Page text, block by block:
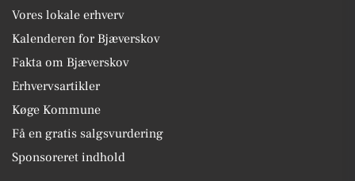
Vores lokale erhverv
Kalenderen for Bjæverskov
Fakta om Bjæverskov
Erhvervsartikler
Køge Kommune
Få en gratis salgsvurdering
Sponsoreret indhold